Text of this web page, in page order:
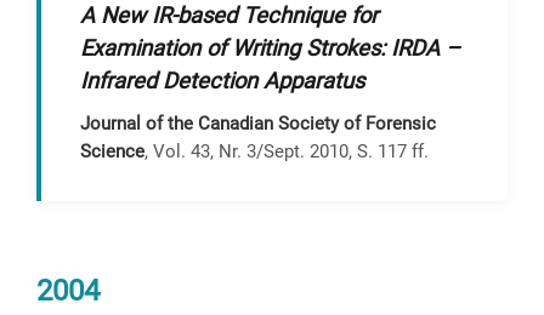
A New IR-based Technique for
Examination of Writing Strokes: IRDA –
Infrared Detection Apparatus
Journal of the Canadian Society of Forensic
Science, Vol. 43, Nr. 3/Sept. 2010, S. 117 ff.
2004